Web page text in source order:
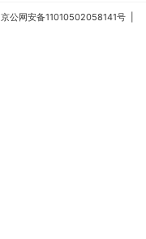
京公网安备11010502058141号